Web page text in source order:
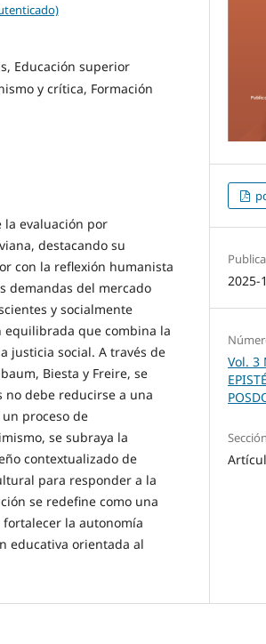
Educación superior
y crítica, Formación
la evaluación por
destacando su
con la reflexión humanista
demandas del mercado
y socialmente
equilibrada que combina la
justicia social. A través de
Biesta y Freire, se
no debe reducirse a una
proceso de
se subraya la
contextualizado de
para responder a la
se redefine como una
la autonomía
educativa orientada al
2025-
Vol. 3
Sección